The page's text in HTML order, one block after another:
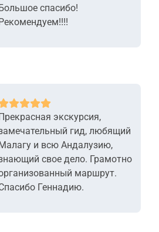
спасибо!
экскурсия,
гид, любящий
и всю Андалузию,
свое дело. Грамотно
маршрут.
Геннадию.